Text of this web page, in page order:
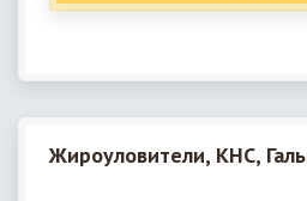
Жироуловители, КНС,